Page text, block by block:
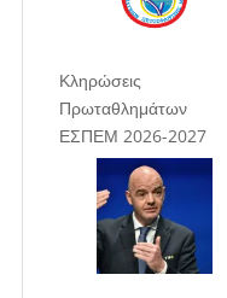
Κληρώσεις
Πρωταθλημάτων
ΕΣΠΕΜ 2026-2027